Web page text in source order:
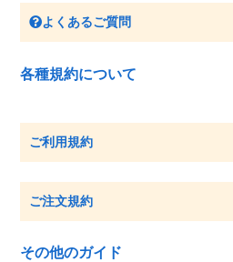
よくあるご質問
各種規約について
ご利用規約
ご注文規約
その他のガイド